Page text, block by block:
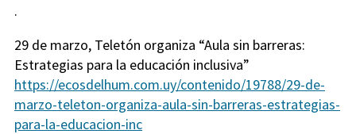
.
29 de marzo, Teletón organiza “Aula sin barreras:
Estrategias para la educación inclusiva”
https://ecosdelhum.com.uy/contenido/19788/29-de-
marzo-teleton-organiza-aula-sin-barreras-estrategias-
para-la-educacion-inc